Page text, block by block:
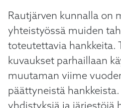
Rautjärven kunnalla on
yhteistyössä muiden
toteutettavia hankkeita.
kuvaukset parhaillaan
muutaman viime
päättyneistä